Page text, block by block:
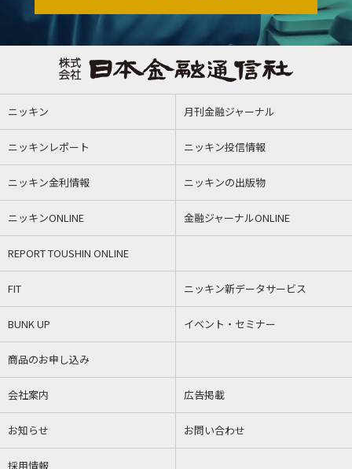
ニッキン 月刊金融ジャーナル
ニッキンレポート ニッキン投信情報
ニッキン金利情報 ニッキンの出版物
ニッキンONLINE 金融ジャーナルONLINE
REPORT TOUSHIN ONLINE
FIT ニッキン新データサービス
BUNK UP イベント・セミナー
商品のお申し込み
会社案内 広告掲載
お知らせ お問い合わせ
採用情報